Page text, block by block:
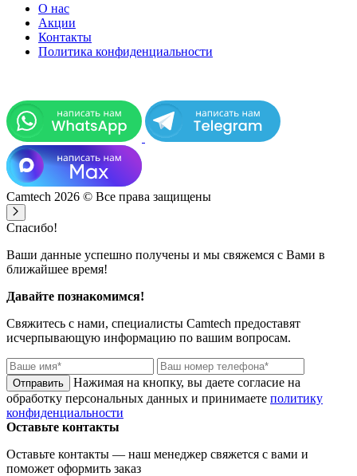
О нас
Акции
Контакты
Политика конфиденциальности
Camtech 2026 © Все права защищены
Спасибо!
Ваши данные успешно получены и мы свяжемся с Вами в
ближайшее время!
Давайте познакомимся!
Свяжитесь с нами, специалисты Camtech предоставят
исчерпывающую информацию по вашим вопросам.
Нажимая на кнопку, вы даете согласие на
обработку персональных данных и принимаете политику
конфиденциальности
Оставьте контакты
Оставьте контакты — наш менеджер свяжется с вами и
поможет оформить заказ